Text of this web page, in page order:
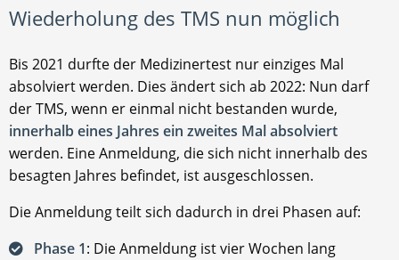
Wiederholung des TMS nun möglich
Bis 2021 durfte der Medizinertest nur einziges Mal
absolviert werden. Dies ändert sich ab 2022: Nun darf
der TMS, wenn er einmal nicht bestanden wurde,
innerhalb eines Jahres ein zweites Mal absolviert
werden. Eine Anmeldung, die sich nicht innerhalb des
besagten Jahres befindet, ist ausgeschlossen.
Die Anmeldung teilt sich dadurch in drei Phasen auf:
Phase 1: Die Anmeldung ist vier Wochen lang